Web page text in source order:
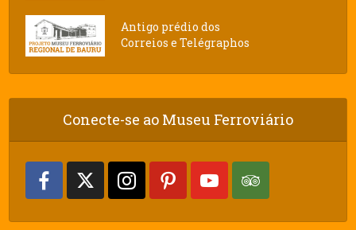
Antigo prédio dos
Correios e Telégraphos
Conecte-se ao Museu Ferroviário